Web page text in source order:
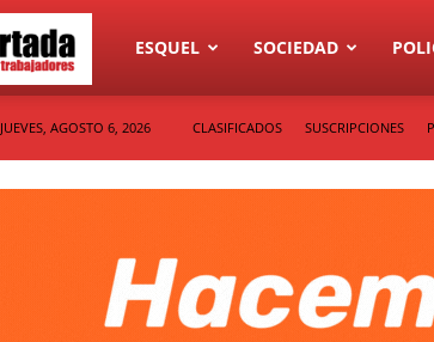
Diario
La
ESQUEL SOCIEDAD
JUEVES, AGOSTO 6, 2026 CLASIFICADOS SUSCRIPCIONES